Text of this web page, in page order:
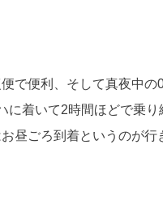
で便利、そして真夜中の0
に着いて2時間ほどで乗り
昼ごろ到着というのが行